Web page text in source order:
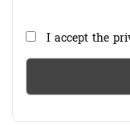
I accept the